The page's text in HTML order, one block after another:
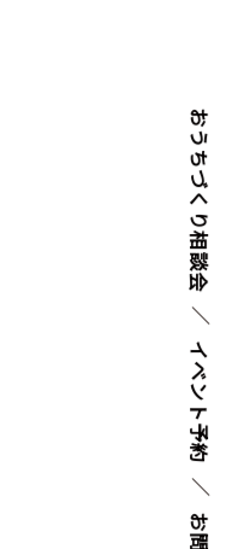
おうちづくり
相談会
イベント
予約